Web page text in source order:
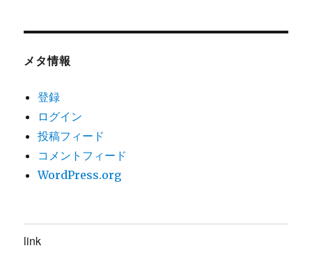
メタ情報
登録
ログイン
投稿フィード
コメントフィード
WordPress.org
link